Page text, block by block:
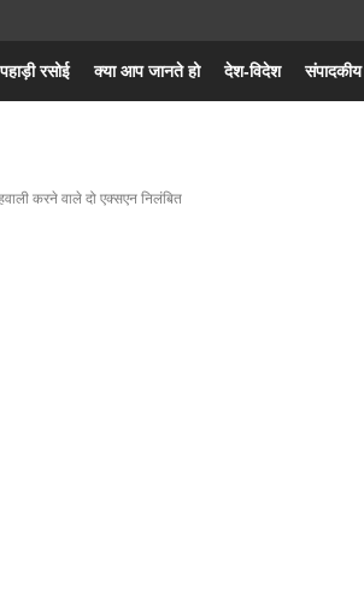
पहाड़ी रसोई क्या आप जानते हो देश-विदेश संपादकीय
करने वाले दो एक्सएन निलंबित